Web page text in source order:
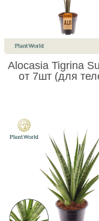
Alocasia Tigrina
от 7шт (для